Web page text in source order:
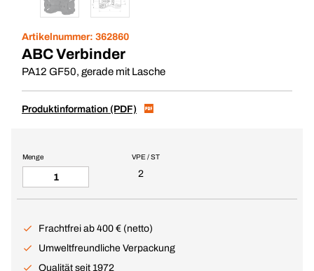
Artikelnummer: 362860
ABC Verbinder
PA12 GF50, gerade mit Lasche
Produktinformation (PDF)
VPE / ST
2
Menge
Frachtfrei ab 400 € (netto)
Umweltfreundliche Verpackung
Qualität seit 1972